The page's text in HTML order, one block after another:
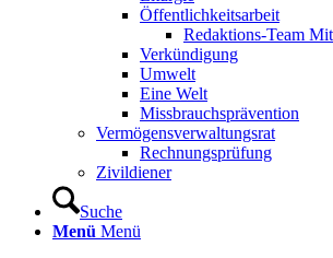
Öffentlichkeitsarbeit
Redaktions-Team
Verkündigung
Umwelt
Eine Welt
Missbrauchsprävention
Vermögensverwaltungsrat
Rechnungsprüfung
Zivildiener
Suche
Menü Menü